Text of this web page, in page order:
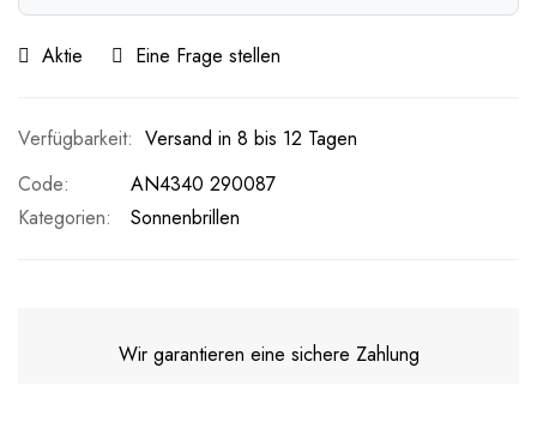
Aktie Eine Frage stellen
Versand in 8 bis 12 Tagen
Code
AN4340 290087
Kategorien:
Sonnenbrillen
Wir garantieren eine sichere Zahlung